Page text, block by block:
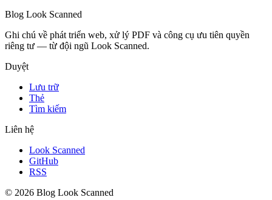
Blog Look Scanned
Ghi chú về phát triển web, xử lý PDF và công cụ ưu tiên quyền
riêng tư — từ đội ngũ Look Scanned.
Duyệt
Lưu trữ
Thẻ
Tìm kiếm
Liên hệ
Look Scanned
GitHub
RSS
© 2026 Blog Look Scanned